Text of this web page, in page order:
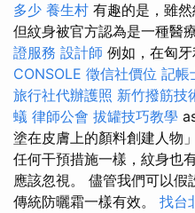
多少 養生村 有趣的是，雖
但紋身被官方認為是一種醫
證服務 設計師 例如，在匈
CONSOLE 徵信社價位 記帳
旅行社代辦護照 新竹撥筋技
蟻 律師公會 拔罐技巧教學
塗在皮膚上的顏料創建人物
任何干預措施一樣，紋身也
應該忽視。 儘管我們可以
傳統防曬霜一樣有效。 找台